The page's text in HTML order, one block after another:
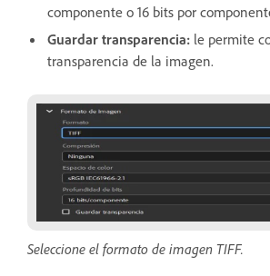
componente o 16 bits por
Guardar transparencia: le permite
transparencia de la imagen.
Seleccione el formato de imagen TIFF.